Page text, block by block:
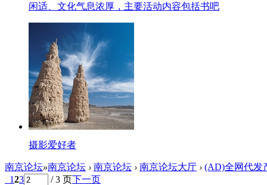
闲适、文化气息浓厚，主要活动内容包括书吧
摄影爱好者
南京论坛»南京论坛 › 南京论坛 › 南京论坛大厅 › (AD)全网代发
123 / 3 页下一页